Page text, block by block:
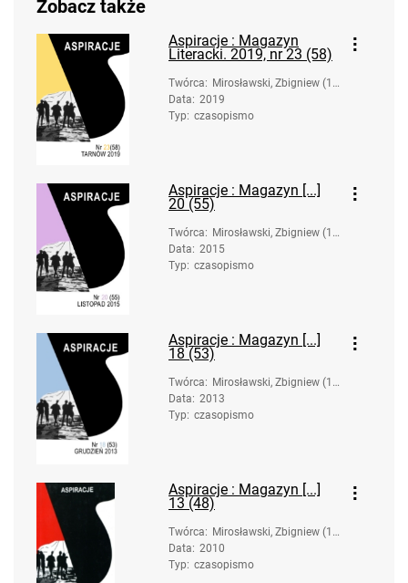
Zobacz także
Aspiracje : Magazyn
Literacki. 2019, nr 23 (58)
Twórca: Mirosławski, Zbigniew (19
58-). Oprac.
Data: 2019
Typ: czasopismo
Aspiracje : Magazyn [...]
20 (55)
Twórca: Mirosławski, Zbigniew (19
58-). Oprac.
Data: 2015
Typ: czasopismo
Aspiracje : Magazyn [...]
18 (53)
Twórca: Mirosławski, Zbigniew (19
58-). Oprac.
Data: 2013
Typ: czasopismo
Aspiracje : Magazyn [...]
13 (48)
Twórca: Mirosławski, Zbigniew (19
58-). Oprac.
Data: 2010
Typ: czasopismo